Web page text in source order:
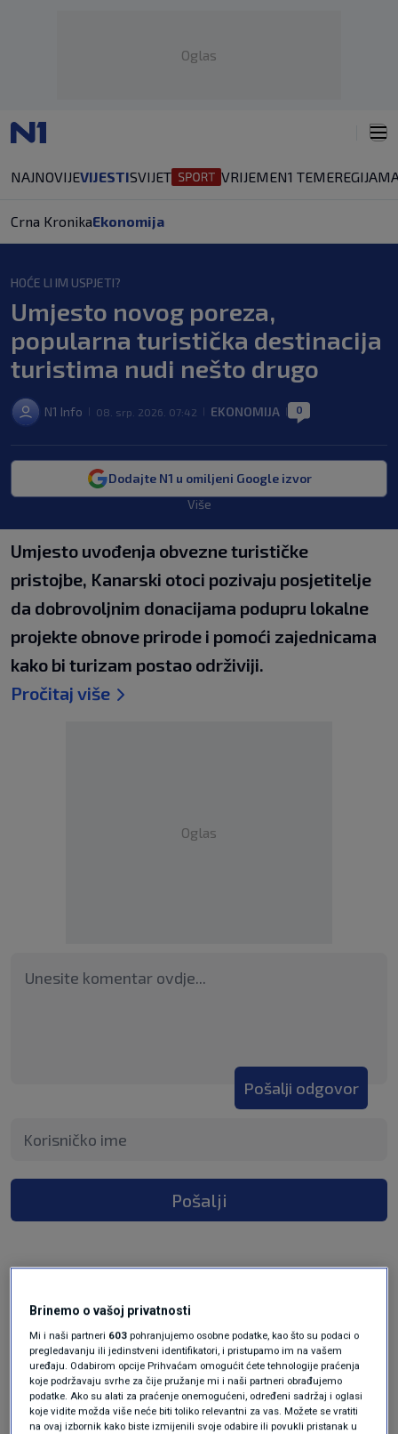
Oglas
NAJNOVIJEVIJESTISVIJET VRIJEMEN1 TEMEREGIJA
Crna KronikaEkonomija
HOĆE LI IM USPJETI?
Umjesto novog poreza,
popularna turistička destinacija
turistima nudi nešto drugo
N1 Info 08. srp. 2026. 07:42 EKONOMIJA 0
Dodajte N1 u omiljeni Google izvor
Više
Umjesto uvođenja obvezne turističke
pristojbe, Kanarski otoci pozivaju posjetitelje
da dobrovoljnim donacijama podupru lokalne
projekte obnove prirode i pomoći zajednicama
kako bi turizam postao održiviji.
Pročitaj više
Oglas
Pošalji odgovor
Pošalji
Oglas
Brinemo o vašoj privatnosti
Mi i naši partneri 603 pohranjujemo osobne podatke, kao što su podaci o
pregledavanju ili jedinstveni identifikatori, i pristupamo im na vašem
uređaju. Odabirom opcije Prihvaćam omogućit ćete tehnologije praćenja
koje podržavaju svrhe za čije pružanje mi i naši partneri obrađujemo
podatke. Ako su alati za praćenje onemogućeni, određeni sadržaj i oglasi
koje vidite možda više neće biti toliko relevantni za vas. Možete se vratiti
na ovaj izbornik kako biste izmijenili svoje odabire ili povukli pristanak u